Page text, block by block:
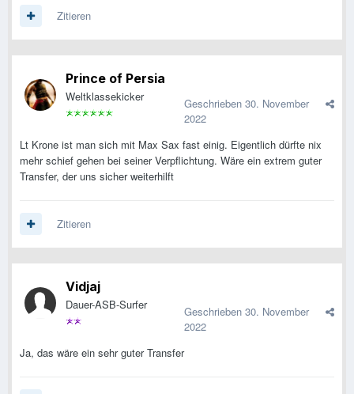
Zitieren
Prince of Persia
Weltklassekicker Geschrieben 30. November
2022
Lt Krone ist man sich mit Max Sax fast einig. Eigentlich dürfte nix
mehr schief gehen bei seiner Verpflichtung. Wäre ein extrem guter
Transfer, der uns sicher weiterhilft
Zitieren
Vidjaj
Dauer-ASB-Surfer Geschrieben 30. November
2022
Ja, das wäre ein sehr guter Transfer